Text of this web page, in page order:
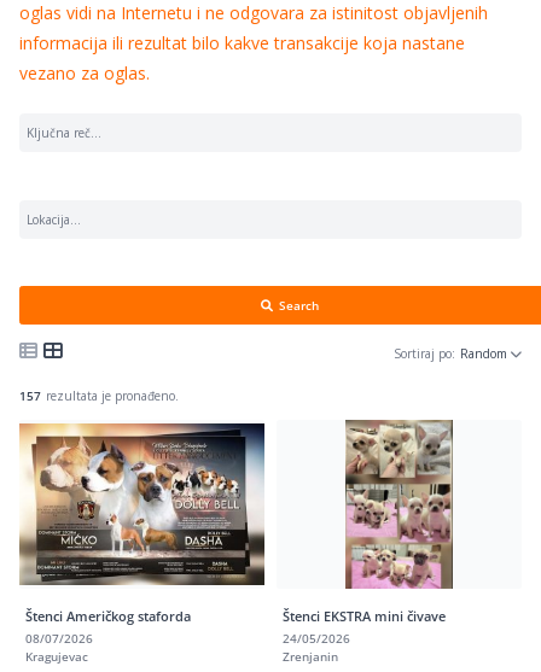
oglas vidi na Internetu i ne odgovara za istinitost objavljenih
informacija ili rezultat bilo kakve transakcije koja nastane
vezano za oglas.
Search
Sortiraj po: Random
157 rezultata je pronađeno.
Štenci Američkog staforda
08/07/2026
Kragujevac
Štenci EKSTRA mini čivave
24/05/2026
Zrenjanin